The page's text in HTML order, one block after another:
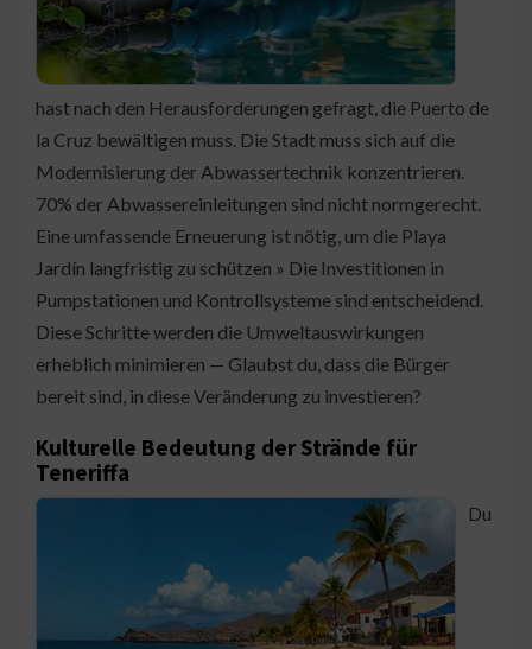
hast nach den Herausforderungen gefragt, die Puerto de
la Cruz bewältigen muss. Die Stadt muss sich auf die
Modernisierung der Abwassertechnik konzentrieren.
70% der Abwassereinleitungen sind nicht normgerecht.
Eine umfassende Erneuerung ist nötig, um die Playa
Jardín langfristig zu schützen » Die Investitionen in
Pumpstationen und Kontrollsysteme sind entscheidend.
Diese Schritte werden die Umweltauswirkungen
erheblich minimieren — Glaubst du, dass die Bürger
bereit sind, in diese Veränderung zu investieren?
Kulturelle Bedeutung der Strände für
Teneriffa
Du